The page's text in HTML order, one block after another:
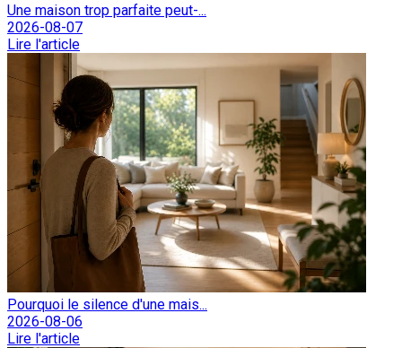
Une maison trop parfaite peut-...
2026-08-07
Lire l'article
Pourquoi le silence d'une mais...
2026-08-06
Lire l'article